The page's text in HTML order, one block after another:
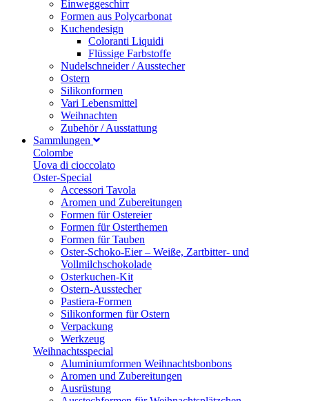
Einweggeschirr
Formen aus Polycarbonat
Kuchendesign
Coloranti Liquidi
Flüssige Farbstoffe
Nudelschneider / Ausstecher
Ostern
Silikonformen
Vari Lebensmittel
Weihnachten
Zubehör / Ausstattung
Sammlungen
Colombe
Uova di cioccolato
Oster-Special
Accessori Tavola
Aromen und Zubereitungen
Formen für Ostereier
Formen für Osterthemen
Formen für Tauben
Oster-Schoko-Eier – Weiße, Zartbitter- und
Vollmilchschokolade
Osterkuchen-Kit
Ostern-Ausstecher
Pastiera-Formen
Silikonformen für Ostern
Verpackung
Werkzeug
Weihnachtsspecial
Aluminiumformen Weihnachtsbonbons
Aromen und Zubereitungen
Ausrüstung